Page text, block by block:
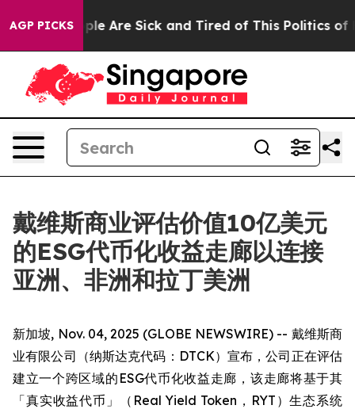
AGP PICKS
“People Are Sick and Tired of This Politics of
戴维斯商业评估价值10亿美元
的ESG代币化收益走廊以连接
亚洲、非洲和拉丁美洲
新加坡, Nov. 04, 2025 (GLOBE NEWSWIRE) -- 戴维斯商
业有限公司（纳斯达克代码：DTCK）宣布，公司正在评估
建立一个跨区域的ESG代币化收益走廊，该走廊将基于其
「真实收益代币」（Real Yield Token，RYT）生态系统